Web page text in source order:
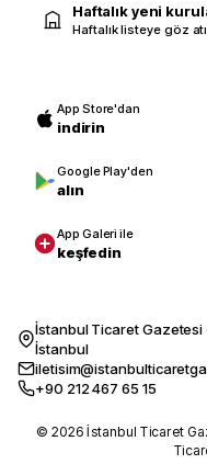
Haftalık yeni
Haftalık listeye göz
App Store'dan
indirin
Google Play'den
alın
App Galeri ile
keşfedin
İstanbul Ticaret Gazetesi
İstanbul
+90 212 467 65 15
© 2026 İstanbul Ticaret